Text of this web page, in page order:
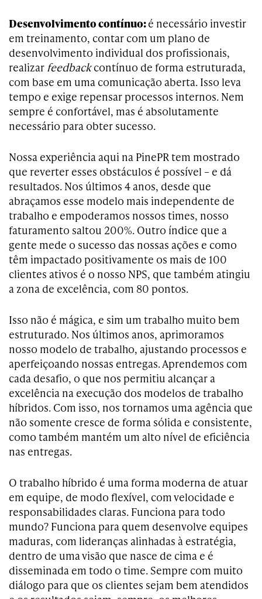
Desenvolvimento contínuo:é necessário investir
em treinamento, contar com um plano de
desenvolvimento individual dos profissionais,
realizar feedbackcontínuo de forma estruturada,
com base em uma comunicação aberta. Isso leva
tempo e exige repensar processos internos. Nem
sempre é confortável, mas é absolutamente
necessário para obter sucesso.
Nossa experiência aqui na PinePR tem mostrado
que reverter esses obstáculos é possível – e dá
resultados. Nos últimos 4 anos, desde que
abraçamos esse modelo mais independente de
trabalho e empoderamos nossos times, nosso
faturamento saltou 200%. Outro índice que a
gente mede o sucesso das nossas ações e como
têm impactado positivamente os mais de 100
clientes ativos é o nosso NPS, que também atingiu
a zona de excelência, com 80 pontos.
Isso não é mágica, e sim um trabalho muito bem
estruturado. Nos últimos anos, aprimoramos
nosso modelo de trabalho, ajustando processos e
aperfeiçoando nossas entregas. Aprendemos com
cada desafio, o que nos permitiu alcançar a
excelência na execução dos modelos de trabalho
híbridos. Com isso, nos tornamos uma agência que
não somente cresce de forma sólida e consistente,
como também mantém um alto nível de eficiência
nas entregas.
O trabalho híbrido é uma forma moderna de atuar
em equipe, de modo flexível, com velocidade e
responsabilidades claras. Funciona para todo
mundo? Funciona para quem desenvolve equipes
maduras, com lideranças alinhadas à estratégia,
dentro de uma visão que nasce de cima e é
disseminada em todo o time. Sempre com muito
diálogo para que os clientes sejam bem atendidos